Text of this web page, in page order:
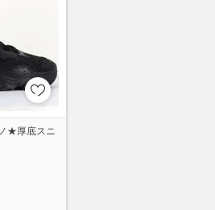
★厚底スニ